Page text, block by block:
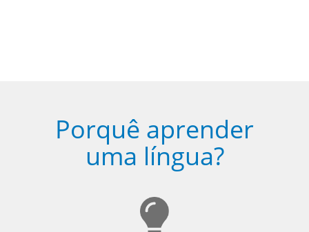
Porquê aprender
uma língua?